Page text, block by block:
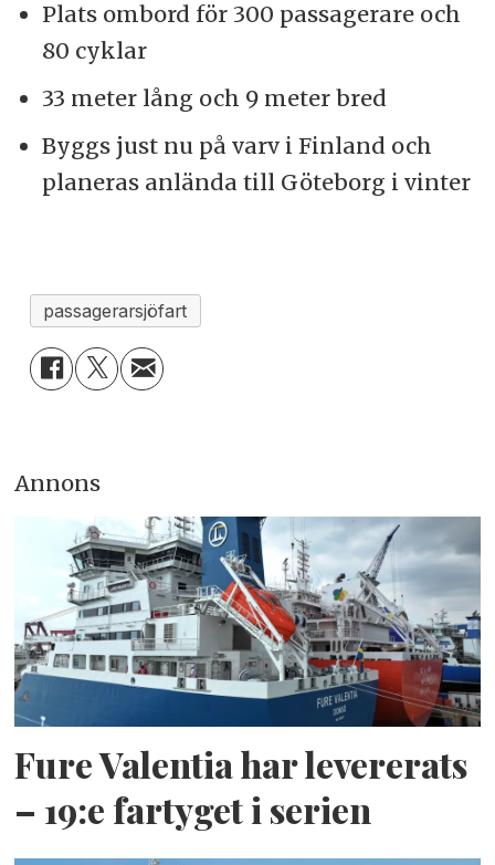
Plats ombord för 300 passagerare och
80 cyklar
33 meter lång och 9 meter bred
Byggs just nu på varv i Finland och
planeras anlända till Göteborg i vinter
passagerarsjöfart
Annons
Fure Valentia har levererats
– 19:e fartyget i serien